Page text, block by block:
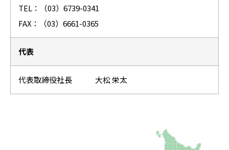
TEL：
（03）6739-0341
FAX：（03）6661-0365
代表
代表取締役社長 大松 栄太